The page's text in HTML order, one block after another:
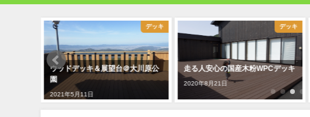
デッキ
ウッドデッキ＆展望台＠大川原公
園
2021年5月11日
デッキ
走る人安心の国産木粉WPCデッキ
2020年8月21日